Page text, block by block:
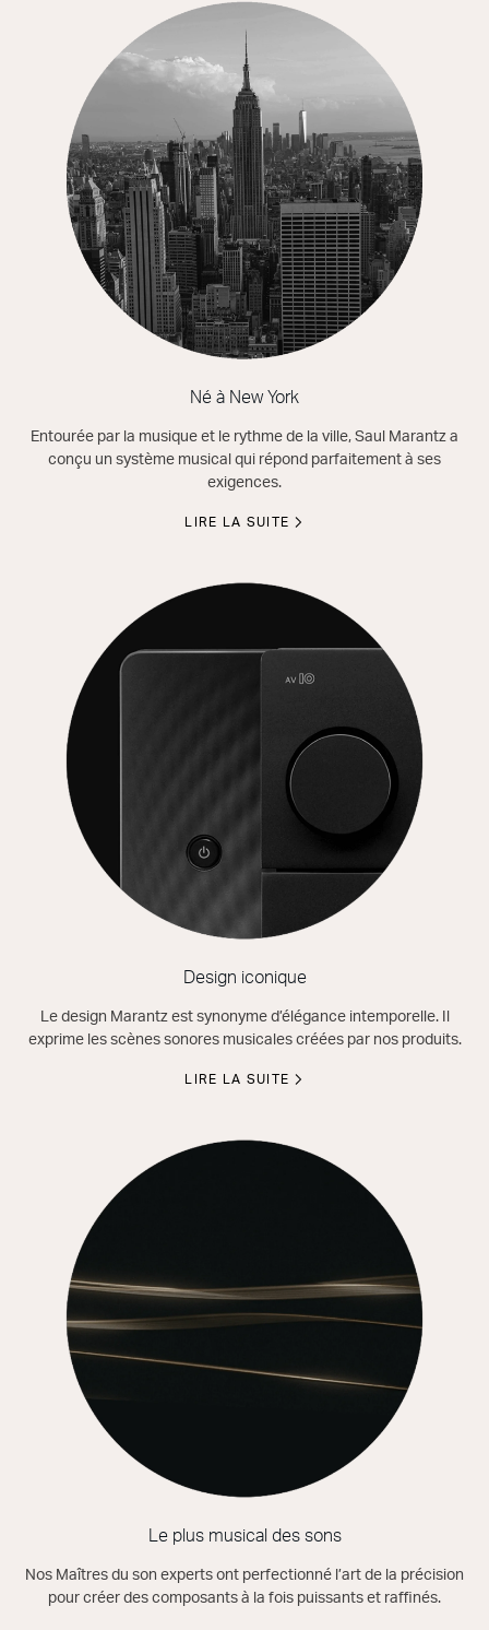
Né à New York
Entourée par la musique et le rythme de la ville, Saul Marantz a
conçu un système musical qui répond parfaitement à ses
exigences.
LIRE LA SUITE
Design iconique
Le design Marantz est synonyme d’élégance intemporelle. Il
exprime les scènes sonores musicales créées par nos produits.
LIRE LA SUITE
Le plus musical des sons
Nos Maîtres du son experts ont perfectionné l’art de la précision
pour créer des composants à la fois puissants et raffinés.